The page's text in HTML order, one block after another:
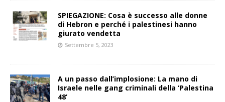
SPIEGAZIONE: Cosa è successo alle donne
di Hebron e perché i palestinesi hanno
giurato vendetta
Settembre 5, 2023
A un passo dall’implosione: La mano di
Israele nelle gang criminali della ‘Palestina
48’